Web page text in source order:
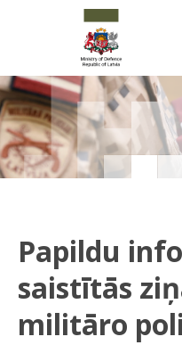
Papildu
saistītās
militāro